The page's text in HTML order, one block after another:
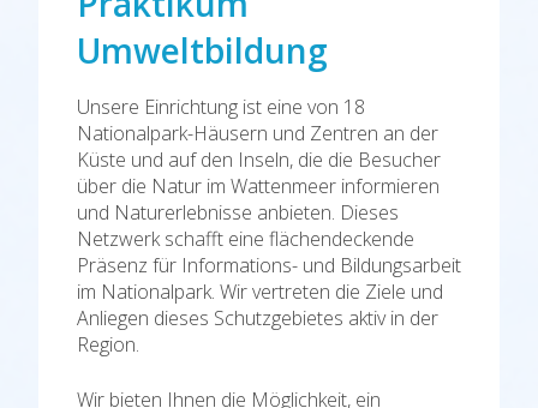
Umweltbildung
Unsere Einrichtung ist eine von 18
Nationalpark-Häusern und Zentren an der
Küste und auf den Inseln, die die Besucher
über die Natur im Wattenmeer informieren
und Naturerlebnisse anbieten. Dieses
Netzwerk schafft eine flächendeckende
Präsenz für Informations- und Bildungsarbeit
im Nationalpark. Wir vertreten die Ziele und
Anliegen dieses Schutzgebietes aktiv in der
Region.
Wir bieten Ihnen die Möglichkeit, ein